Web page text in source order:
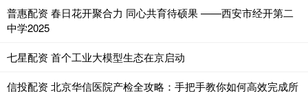
普惠配资 春日花开聚合力 同心共育待硕果 ——西安市经开第二
中学2025
七星配资 首个工业大模型生态在京启动
信投配资 北京华信医院产检全攻略：手把手教你如何高效完成所